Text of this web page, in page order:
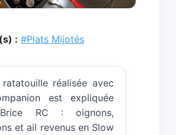
: #Plats Mijotés
réalisée avec
est expliquée
RC : oignons,
et ail revenus en Slow